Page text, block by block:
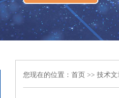
您现在的位置： 首页 >> 技术文